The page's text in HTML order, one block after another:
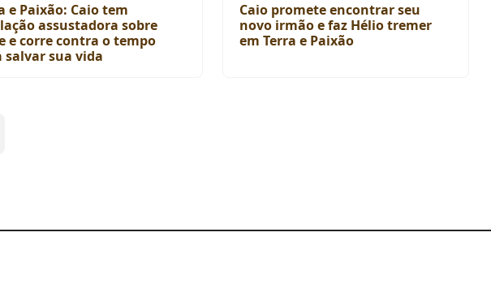
e Paixão: Caio tem
assustadora sobre
e corre contra o tempo
salvar sua vida
Caio promete encontrar seu
novo irmão e faz Hélio tremer
em Terra e Paixão